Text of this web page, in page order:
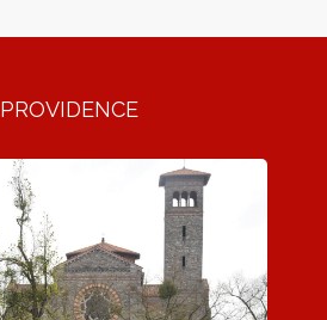
PROVIDENCE